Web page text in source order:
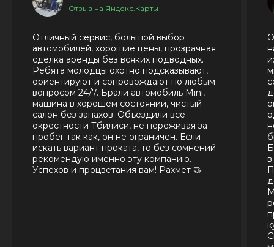
Отзыв на Яндекс.Карты
Отличный сервис, большой выбор
автомобилей, хорошие цены, прозрачная
сделка аренды без всяких подводных.
Ребята молодцы охотно подсказывают,
ориентируют и сопровождают по любым
вопросом 24/7. Брали автомобиль Mini,
машина в хорошем состоянии, чистый
салон без запахов. Объездили все
окрестности Тбилиси, не переживая за
пробег так как, он не ограничен. Если
искать вариант проката, то без сомнений
рекомендую именно эту компанию.
Успехов и процветания вам! Рахмет 🤝